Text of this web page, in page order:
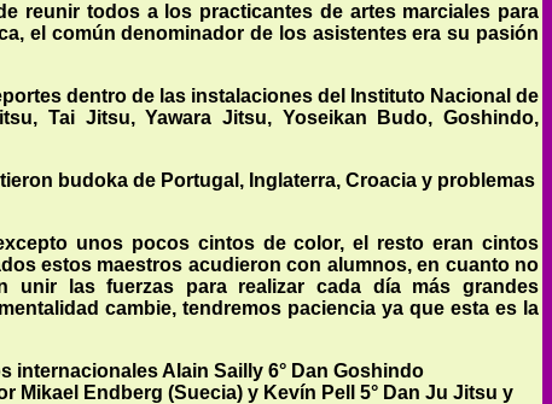
reunir todos a los practicantes de artes marciales para
el común denominador de los asistentes era su pasión
dentro de las instalaciones del Instituto Nacional de
Tai Jitsu, Yawara Jitsu, Yoseikan Budo, Goshindo,
budoka de Portugal, Inglaterra, Croacia y problemas
unos pocos cintos de color, el resto eran cintos
estos maestros acudieron con alumnos, en cuanto no
las fuerzas para realizar cada día más grandes
cambie, tendremos paciencia ya que esta es la
Alain Sailly 6° Dan Goshindo
Mikael Endberg (Suecia) y Kevín Pell 5° Dan Ju Jitsu y